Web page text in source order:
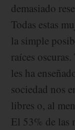
demasiado
Todas estas
la simple
raíces
les ha
sociedad nos
libres o, al
El 53% de las